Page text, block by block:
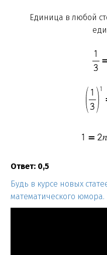
Единица в любой
Ответ: 0,5
Будь в курсе новых
математического юмора.